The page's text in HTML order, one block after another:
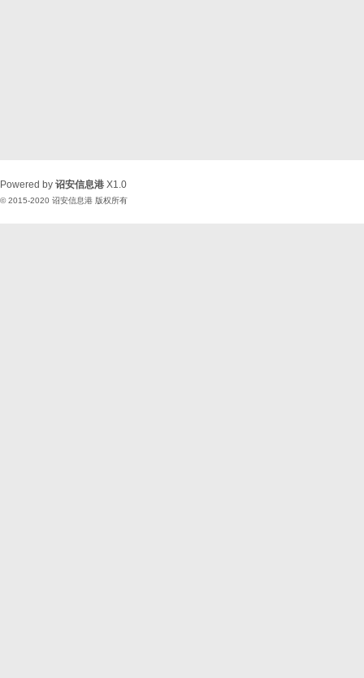
Powered by 诏安信息港 X1.0
© 2015-2020 诏安信息港 版权所有